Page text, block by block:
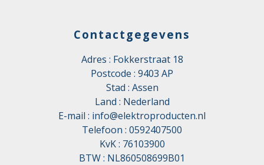
Contactgegevens
Adres : Fokkerstraat 18
Postcode : 9403 AP
Stad : Assen
Land : Nederland
E-mail : info@elektroproducten.nl
Telefoon : 0592407500
KvK : 76103900
BTW : NL860508699B01